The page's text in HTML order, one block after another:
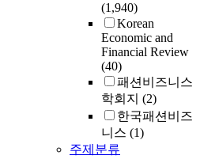
(1,940)
Korean
Economic and
Financial Review
(40)
패션비즈니스
학회지 (2)
한국패션비즈
니스 (1)
주제분류